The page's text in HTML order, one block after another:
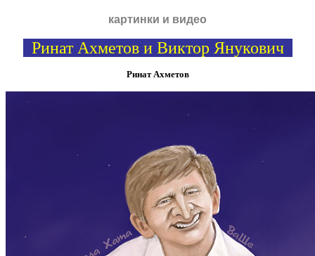
картинки и видео
Ринат Ахметов и Виктор Янукович
Ринат Ахметов